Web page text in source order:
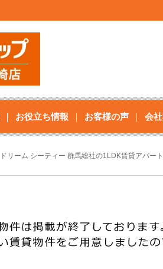
お役立ち情報 お客様の声 会
ドリーム シーティー 群馬総社の1LDK賃貸アパート